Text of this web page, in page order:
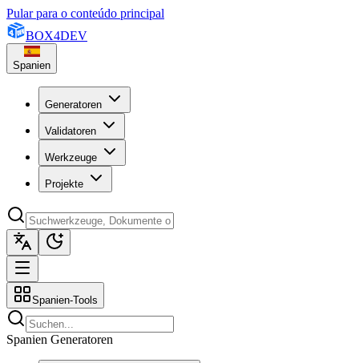
Pular para o conteúdo principal
BOX4DEV
Spanien
Generatoren
Validatoren
Werkzeuge
Projekte
Spanien-Tools
Spanien Generatoren